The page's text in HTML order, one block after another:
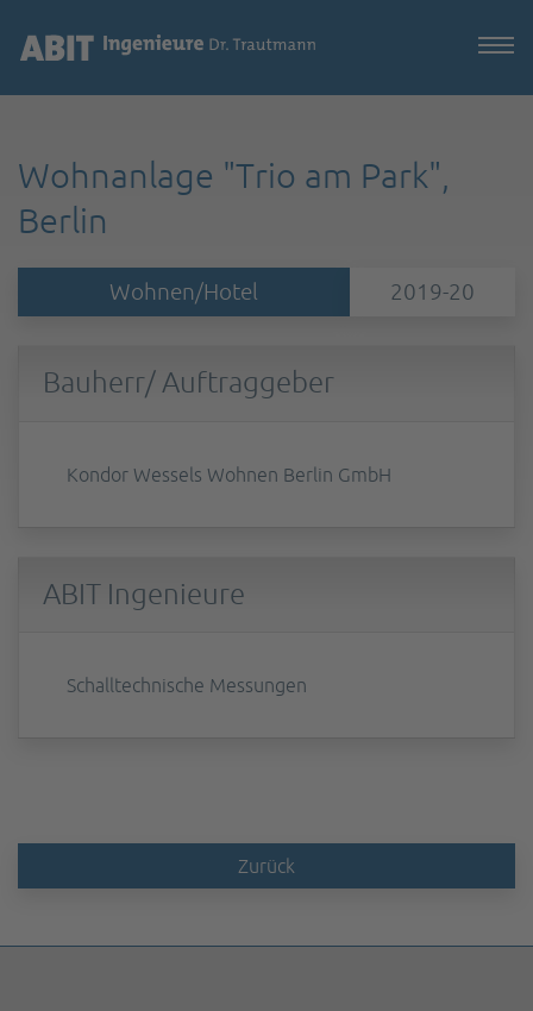
Wohnanlage "Trio am Park",
Berlin
Wohnen/Hotel 2019-20
Bauherr/ Auftraggeber
Kondor Wessels Wohnen Berlin GmbH
ABIT Ingenieure
Schalltechnische Messungen
Zurück